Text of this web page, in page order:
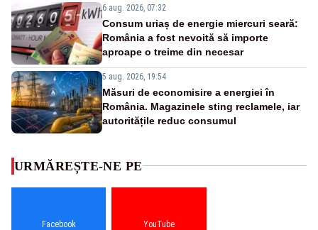
6 aug. 2026, 07:32
Consum uriaș de energie miercuri seară:
România a fost nevoită să importe
aproape o treime din necesar
5 aug. 2026, 19:54
Măsuri de economisire a energiei în
România. Magazinele sting reclamele, iar
autoritățile reduc consumul
URMĂREȘTE-NE PE
Facebook YouTube